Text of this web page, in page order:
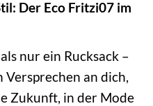
Der Eco Fritzi07 im
nur ein Rucksack –
Versprechen an dich,
Zukunft, in der Mode